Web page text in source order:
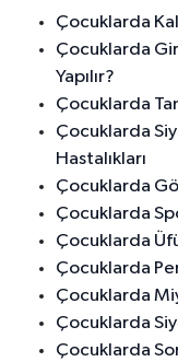
Çocuklarda
Çocuklarda
Yapılır?
Çocuklarda
Çocuklarda
Hastalıkları
Çocuklarda
Çocuklarda
Çocuklarda
Çocuklarda
Çocuklarda
Çocuklarda
Çocuklarda